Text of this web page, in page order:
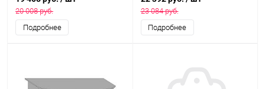
подходит для модели
аквариума LUX П540
20 008 руб.
Подробнее
собранная, подходит для
модели аквариума LUX Ф380
23 084 руб.
Подробнее